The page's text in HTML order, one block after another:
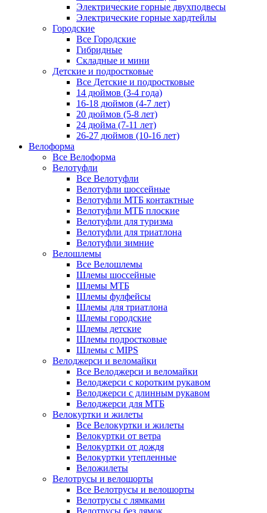
Электрические горные двухподвесы
Электрические горные хардтейлы
Городские
Все Городские
Гибридные
Складные и мини
Детские и подростковые
Все Детские и подростковые
14 дюймов (3-4 года)
16-18 дюймов (4-7 лет)
20 дюймов (5-8 лет)
24 дюйма (7-11 лет)
26-27 дюймов (10-16 лет)
Велоформа
Все Велоформа
Велотуфли
Все Велотуфли
Велотуфли шоссейные
Велотуфли МТБ контактные
Велотуфли МТБ плоские
Велотуфли для туризма
Велотуфли для триатлона
Велотуфли зимние
Велошлемы
Все Велошлемы
Шлемы шоссейные
Шлемы МТБ
Шлемы фулфейсы
Шлемы для триатлона
Шлемы городские
Шлемы детские
Шлемы подростковые
Шлемы с MIPS
Велоджерси и веломайки
Все Велоджерси и веломайки
Велоджерси с коротким рукавом
Велоджерси с длинным рукавом
Велоджерси для МТБ
Велокуртки и жилеты
Все Велокуртки и жилеты
Велокуртки от ветра
Велокуртки от дождя
Велокуртки утепленные
Веложилеты
Велотрусы и велошорты
Все Велотрусы и велошорты
Велотрусы с лямками
Велотрусы без лямок